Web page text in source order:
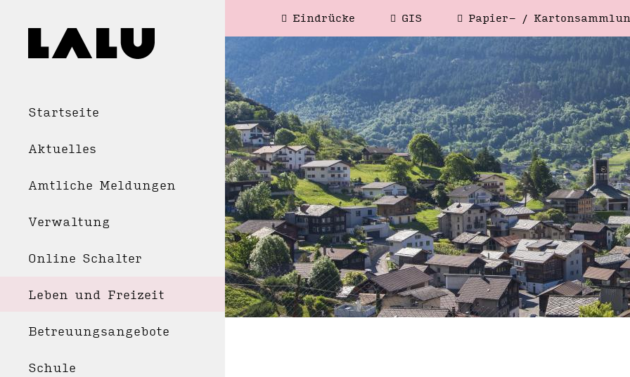
Startseite
Aktuelles
Amtliche Meldungen
Verwaltung
Online Schalter
Leben und Freizeit
Betreuungsangebote
Schule
Eindrücke GIS Papier- /